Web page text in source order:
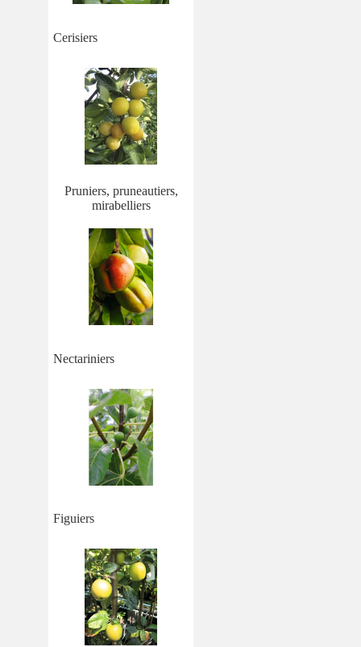
Cerisiers
Pruniers, pruneautiers,
mirabelliers
Nectariniers
Figuiers